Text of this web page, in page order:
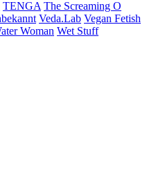
TENGA The Screaming O
Veda.Lab Vegan Fetish
Woman Wet Stuff